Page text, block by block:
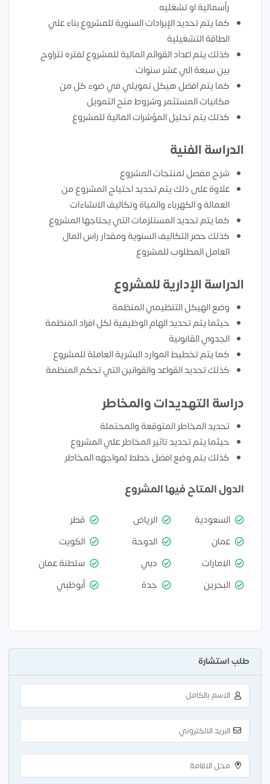
رأسمالية او تشغليه
كما يتم تحديد الإيرادات السنوية للمشروع بناء علي
الطاقة التشغيلية
كذلك يتم اعداد القوائم المالية للمشروع لفتره تتراوح
بين سبعة الي عشر سنوات
كما يتم افضل هيكل تمويلي في ضوء كل من
مكانيات المستثمر وشروط منح التمويل
كذلك يتم تحليل المؤشرات المالية للمشروع
الدراسة الفنية
شرح مفصل لمنتجات المشروع
علاوة على ذلك يتم تحديد احتياج المشروع من
العمالة و الكهرباء والمياة وتكاليف الانشاءات
كما يتم تحديد المستلزمات التي يحتاجها المشروع
كذلك حصر التكاليف السنوية ومقدار راس المال
العامل المطلوب للمشروع
الدراسة الإدارية للمشروع
وضع الهيكل التنظيمي المنظمة
حيثما يتم تحديد الهام الوظيفية لكل افراد المنظمة
الجدوي القانونية
كما يتم تخطيط الموارد البشرية العاملة للمشروع
كذلك تحديد القواعد والقوانين التي تحكم المنظمة
دراسة التهديدات والمخاطر
تحديد المخاطر المتوقعة والمحتملة
حيثما يتم تحديد تاثير المخاطر علي المشروع
كذلك يتم وضع افضل خطط لمواجهه المخاطر
الدول المتاح فيها المشروع
السعودية الرياض
قطر
عمان
الدوحة
الكويت
الامارات
دبي
سلطنة عمان
البحرين
جدة أبوظبي
طلب استشارة